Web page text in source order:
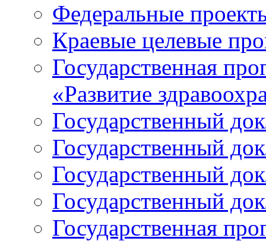
Федеральные
Краевые целевые
Государственная
«Развитие
Государственный
Государственный
Государственный
Государственный
Государственная